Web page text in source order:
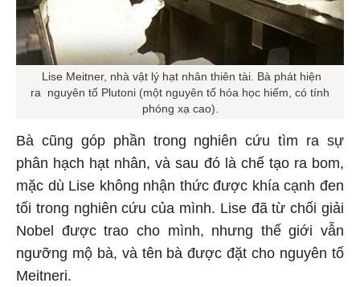
Lise Meitner, nhà vật lý hạt nhân thiên tài. Bà phát hiện
ra nguyên tố Plutoni (một nguyên tố hóa học hiếm, có tính
phóng xạ cao).
Bà cũng góp phần trong nghiên cứu tìm ra sự
phân hạch hạt nhân, và sau đó là chế tạo ra bom,
mặc dù Lise không nhận thức được khía cạnh đen
tối trong nghiên cứu của mình. Lise đã từ chối giải
Nobel được trao cho mình, nhưng thế giới vẫn
ngưỡng mộ bà, và tên bà được đặt cho nguyên tố
Meitneri.